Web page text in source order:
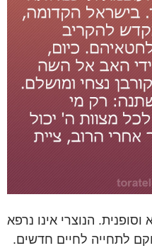
הנוצרי אינו נרפא
לתחייה לחיים חדשים.